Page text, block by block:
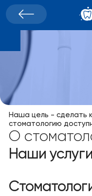
Наша цель - сделать
стоматологию
О
Наши услуги